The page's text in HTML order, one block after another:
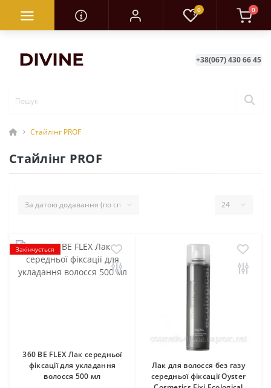
0 0
+38(067) 430 66 45
Стайлінг PROF
Стайлінг PROF
Закінчується
360 BE FLEX Лак середньої
фіксації для укладання
волосся 500 мл
Лак для волосся без газу
середньої фіксації Oyster